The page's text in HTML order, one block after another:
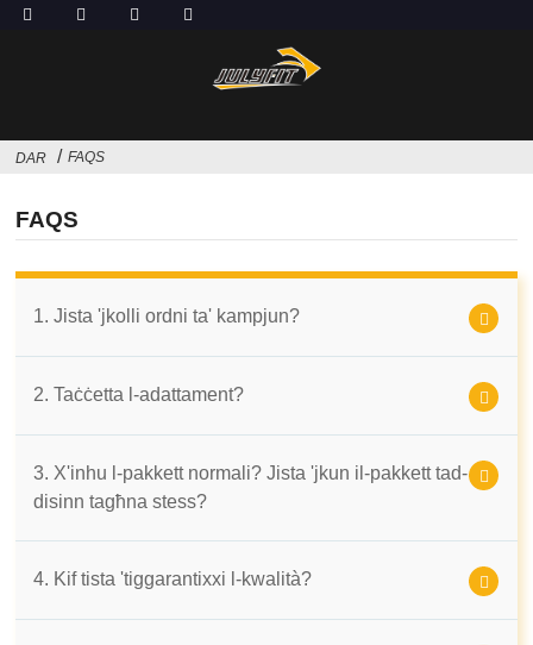
DAR FAQS
FAQS
1. Jista 'jkolli ordni ta' kampjun?
2. Taċċetta l-adattament?
3. X'inhu l-pakkett normali? Jista 'jkun il-pakkett tad-
disinn tagħna stess?
4. Kif tista 'tiggarantixxi l-kwalità?